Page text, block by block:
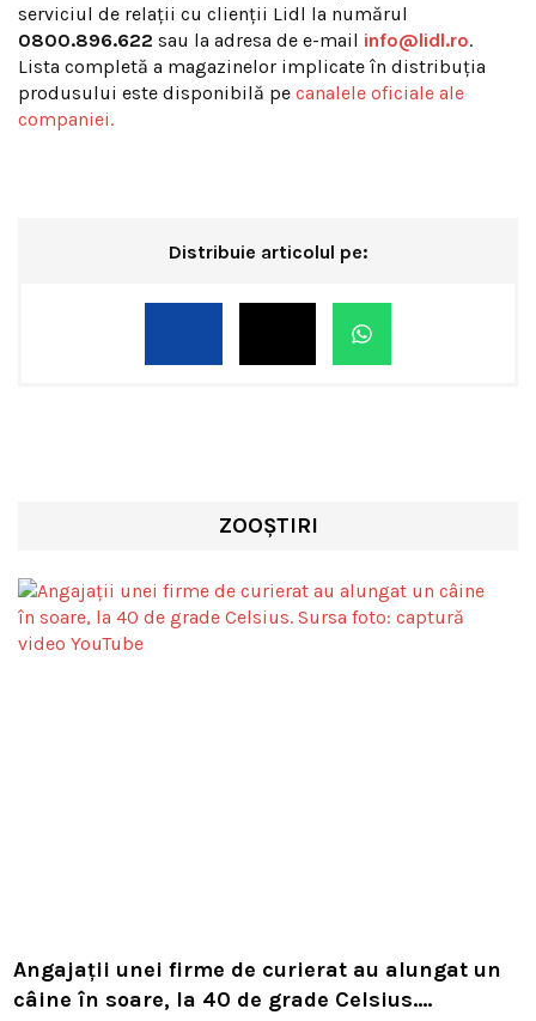
serviciul de relații cu clienții Lidl la numărul
0800.896.622 sau la adresa de e-mail info@lidl.ro.
Lista completă a magazinelor implicate în distribuția
produsului este disponibilă pe canalele oficiale ale
companiei.
Distribuie articolul pe:
ZOOȘTIRI
Angajații unei firme de curierat au alungat un
câine în soare, la 40 de grade Celsius.